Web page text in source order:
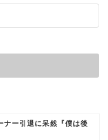
ナー引退に呆然『僕は後